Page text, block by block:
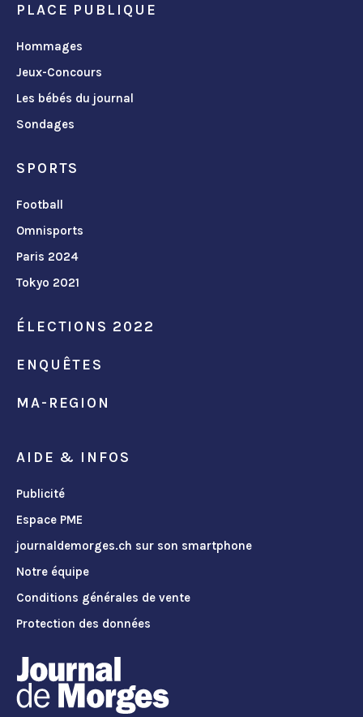
PLACE PUBLIQUE
Hommages
Jeux-Concours
Les bébés du journal
Sondages
SPORTS
Football
Omnisports
Paris 2024
Tokyo 2021
ÉLECTIONS 2022
ENQUÊTES
MA-REGION
AIDE & INFOS
Publicité
Espace PME
journaldemorges.ch sur son smartphone
Notre équipe
Conditions générales de vente
Protection des données